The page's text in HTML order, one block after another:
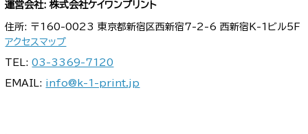
運営会社: 株式会社ケイワンプリント
住所: 〒160-0023 東京都新宿区西新宿7-2-6 西新宿K-1ビル5F
アクセスマップ
TEL:03-3369-7120
EMAIL: info@k-1-print.jp